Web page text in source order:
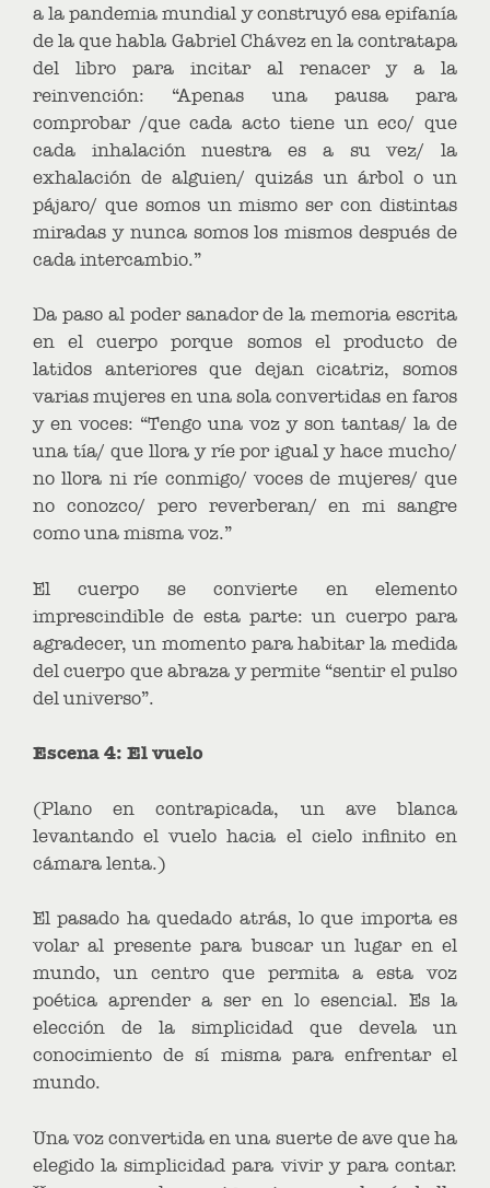
a la pandemia mundial y construyó esa epifanía
de la que habla Gabriel Chávez en la contratapa
del libro para incitar al renacer y a la
reinvención: “Apenas una pausa para
comprobar /que cada acto tiene un eco/ que
cada inhalación nuestra es a su vez/ la
exhalación de alguien/ quizás un árbol o un
pájaro/ que somos un mismo ser con distintas
miradas y nunca somos los mismos después de
cada intercambio.”
Da paso al poder sanador de la memoria escrita
en el cuerpo porque somos el producto de
latidos anteriores que dejan cicatriz, somos
varias mujeres en una sola convertidas en faros
y en voces: “Tengo una voz y son tantas/ la de
una tía/ que llora y ríe por igual y hace mucho/
no llora ni ríe conmigo/ voces de mujeres/ que
no conozco/ pero reverberan/ en mi sangre
como una misma voz.”
El cuerpo se convierte en elemento
imprescindible de esta parte: un cuerpo para
agradecer, un momento para habitar la medida
del cuerpo que abraza y permite “sentir el pulso
del universo”.
Escena 4: El vuelo
(Plano en contrapicada, un ave blanca
levantando el vuelo hacia el cielo infinito en
cámara lenta.)
El pasado ha quedado atrás, lo que importa es
volar al presente para buscar un lugar en el
mundo, un centro que permita a esta voz
poética aprender a ser en lo esencial. Es la
elección de la simplicidad que devela un
conocimiento de sí misma para enfrentar el
mundo.
Una voz convertida en una suerte de ave que ha
elegido la simplicidad para vivir y para contar.